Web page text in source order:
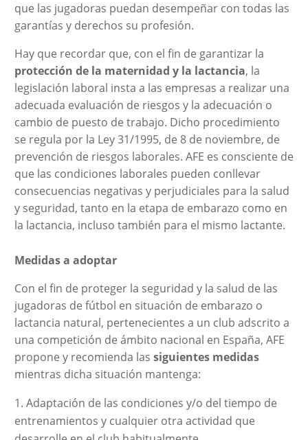
que las jugadoras puedan desempeñar con todas las
garantías y derechos su profesión.
Hay que recordar que, con el fin de garantizar la
protección de la maternidad y la lactancia, la
legislación laboral insta a las empresas a realizar una
adecuada evaluación de riesgos y la adecuación o
cambio de puesto de trabajo. Dicho procedimiento
se regula por la Ley 31/1995, de 8 de noviembre, de
prevención de riesgos laborales. AFE es consciente de
que las condiciones laborales pueden conllevar
consecuencias negativas y perjudiciales para la salud
y seguridad, tanto en la etapa de embarazo como en
la lactancia, incluso también para el mismo lactante.
Medidas a adoptar
Con el fin de proteger la seguridad y la salud de las
jugadoras de fútbol en situación de embarazo o
lactancia natural, pertenecientes a un club adscrito a
una competición de ámbito nacional en España, AFE
propone y recomienda las siguientes medidas
mientras dicha situación mantenga:
Adaptación de las condiciones y/o del tiempo de
entrenamientos y cualquier otra actividad que